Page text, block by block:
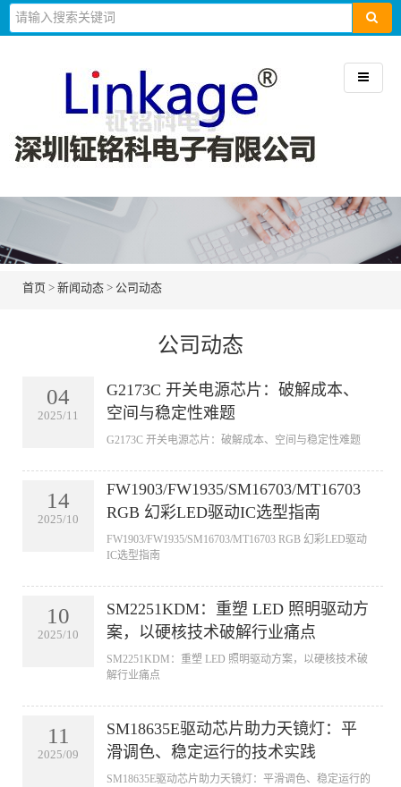
首页 > 新闻动态 > 公司动态
公司动态
04
2025/11
G2173C 开关电源芯片：破解成本、
空间与稳定性难题
G2173C 开关电源芯片：破解成本、空间与稳定性难题
14
2025/10
FW1903/FW1935/SM16703/MT16703
RGB 幻彩LED驱动IC选型指南
FW1903/FW1935/SM16703/MT16703 RGB 幻彩LED驱动
IC选型指南
10
2025/10
SM2251KDM：重塑 LED 照明驱动方
案，以硬核技术破解行业痛点
SM2251KDM：重塑 LED 照明驱动方案，以硬核技术破
解行业痛点
11
2025/09
SM18635E驱动芯片助力天镜灯：平
滑调色、稳定运行的技术实践
SM18635E驱动芯片助力天镜灯：平滑调色、稳定运行的